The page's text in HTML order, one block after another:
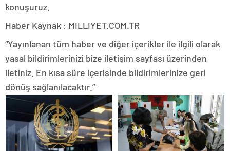
konuşuruz.
Haber Kaynak : MILLIYET.COM.TR
“Yayınlanan tüm haber ve diğer içerikler ile ilgili olarak
yasal bildirimlerinizi bize iletişim sayfası üzerinden
iletiniz. En kısa süre içerisinde bildirimlerinize geri
dönüş sağlanılacaktır.”